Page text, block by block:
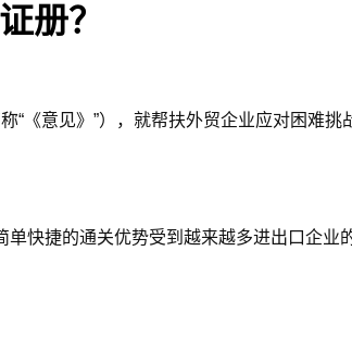
册？
《意见》”），就帮扶外贸企业应对困难
快捷的通关优势受到越来越多进出口企业